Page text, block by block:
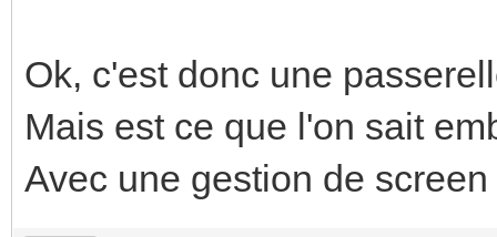
Ok, c'est donc une
Mais est ce que l'on sait
Avec une gestion de